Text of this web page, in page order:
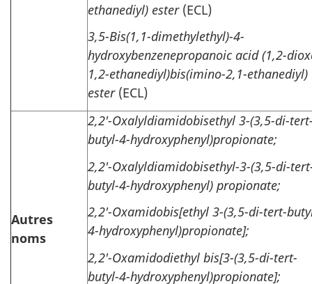
ethanediyl) ester(ECL)
3,5-Bis(1,1-dimethylethyl)-4-
hydroxybenzenepropanoic acid (1,2-
1,2-ethanediyl)bis(imino-2,1-ethanediyl)
ester(ECL)
Autres
noms
2,2'-Oxalyldiamidobisethyl 3-(3,5-di-
butyl-4-hydroxyphenyl)propionate;
2,2'-Oxalyldiamidobisethyl-3-(3,5-di-
butyl-4-hydroxyphenyl) propionate;
2,2'-Oxamidobis[ethyl 3-(3,5-di-tert-
4-hydroxyphenyl)propionate];
2,2'-Oxamidodiethyl bis[3-(3,5-di-tert-
butyl-4-hydroxyphenyl)propionate];